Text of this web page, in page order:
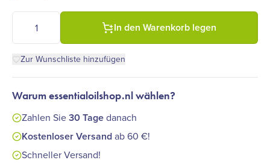
Farfalla - Geschenkset Zirbelkiefer
In den Warenkorb legen
Zur Wunschliste hinzufügen
Warum essentialoilshop.nl wählen?
Zahlen Sie30 Tagedanach
Kostenloser Versandab 60 €!
Schneller Versand!